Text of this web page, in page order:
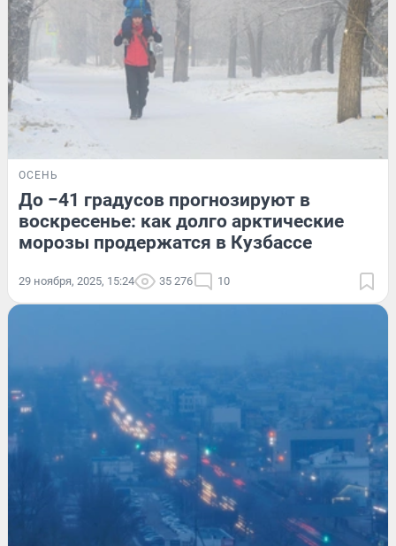
ОСЕНЬ
До −41 градусов прогнозируют в
воскресенье: как долго арктические
морозы продержатся в Кузбассе
29 ноября, 2025, 15:24 35 276 10